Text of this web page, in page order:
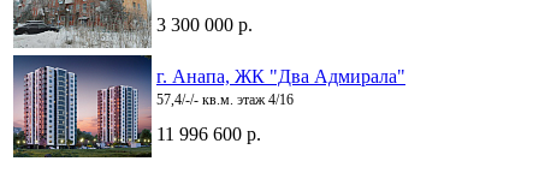
3 300 000 р.
г. Анапа, ЖК "Два Адмирала"
57,4/-/- кв.м. этаж 4/16
11 996 600 р.